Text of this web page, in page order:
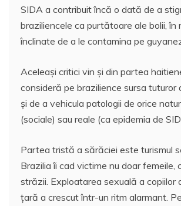
SIDA a contribuit încă o dată de a
braziliencele ca purtătoare ale bolii, în
înclinate de a le contamina pe
Aceleaşi critici vin şi din partea
consideră pe brazilience sursa tuturor
şi de a vehicula patologii de orice
(sociale) sau reale (ca epidemia de
Partea tristă a sărăciei este turismul
Brazilia îi cad victime nu doar femeile,
străzii. Exploatarea sexuală a copiilor
ţară a crescut într-un ritm alarmant.